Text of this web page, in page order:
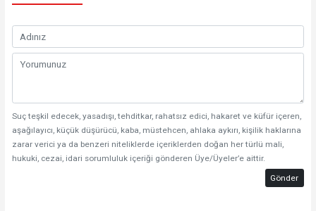
Suç teşkil edecek, yasadışı, tehditkar, rahatsız edici, hakaret ve küfür içeren,
aşağılayıcı, küçük düşürücü, kaba, müstehcen, ahlaka aykırı, kişilik haklarına
zarar verici ya da benzeri niteliklerde içeriklerden doğan her türlü mali,
hukuki, cezai, idari sorumluluk içeriği gönderen Üye/Üyeler’e aittir.
Gönder